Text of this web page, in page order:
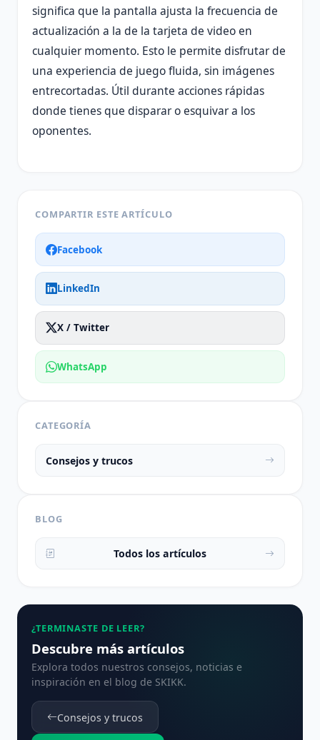
significa que la pantalla ajusta la frecuencia de
actualización a la de la tarjeta de video en
cualquier momento. Esto le permite disfrutar de
una experiencia de juego fluida, sin imágenes
entrecortadas. Útil durante acciones rápidas
donde tienes que disparar o esquivar a los
oponentes.
COMPARTIR ESTE ARTÍCULO
Facebook
LinkedIn
X / Twitter
WhatsApp
CATEGORÍA
Consejos y trucos
BLOG
Todos los artículos
¿TERMINASTE DE LEER?
Descubre más artículos
Explora todos nuestros consejos, noticias e
inspiración en el blog de SKIKK.
Consejos y trucos